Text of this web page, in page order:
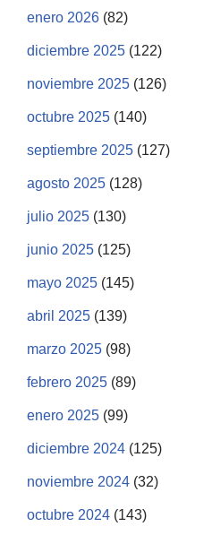
enero 2026 (82)
diciembre 2025 (122)
noviembre 2025 (126)
octubre 2025 (140)
septiembre 2025 (127)
agosto 2025 (128)
julio 2025 (130)
junio 2025 (125)
mayo 2025 (145)
abril 2025 (139)
marzo 2025 (98)
febrero 2025 (89)
enero 2025 (99)
diciembre 2024 (125)
noviembre 2024 (32)
octubre 2024 (143)